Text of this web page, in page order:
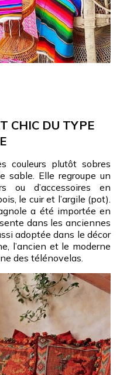
CHIC DU TYPE
couleurs plutôt sobres
sable. Elle regroupe un
ou d’accessoires en
le cuir et l’argile (pot).
a été importée en
dans les anciennes
adoptée dans le décor
l’ancien et le moderne
des télénovelas.